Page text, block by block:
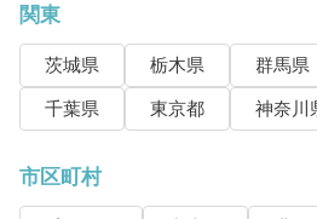
関東
茨城県 栃木県 群馬県
千葉県
東京都 神奈川
市区町村